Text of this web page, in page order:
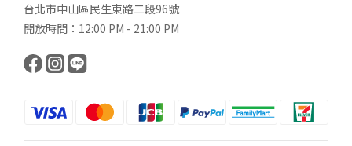
台北市中山區民生東路二段96號
開放時間：12:00 PM - 21:00 PM